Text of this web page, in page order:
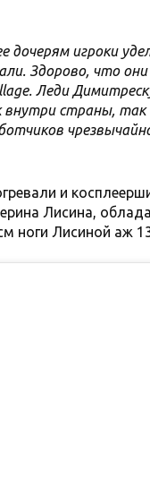
дочерям игроки
Здорово, что
Леди
страны, так
и
Лисина,
ноги Лисиной аж